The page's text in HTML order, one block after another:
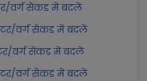
वर्ग सेकंड में बदलें
वर्ग सेकंड में बदलें
वर्ग सेकंड में बदलें
वर्ग सेकंड में बदलें